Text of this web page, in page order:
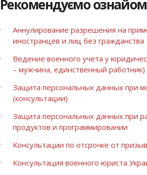
Рекомендуємо
Аннулирование разрешения на
иностранцев и лиц без гражданства
Ведение военного учета у
– мужчина, единственный работник)
Защита персональных данных при
(консультации)
Защита персональных данных при
продуктов и программировании
Консультации по отсрочке от
Консультация военного юриста